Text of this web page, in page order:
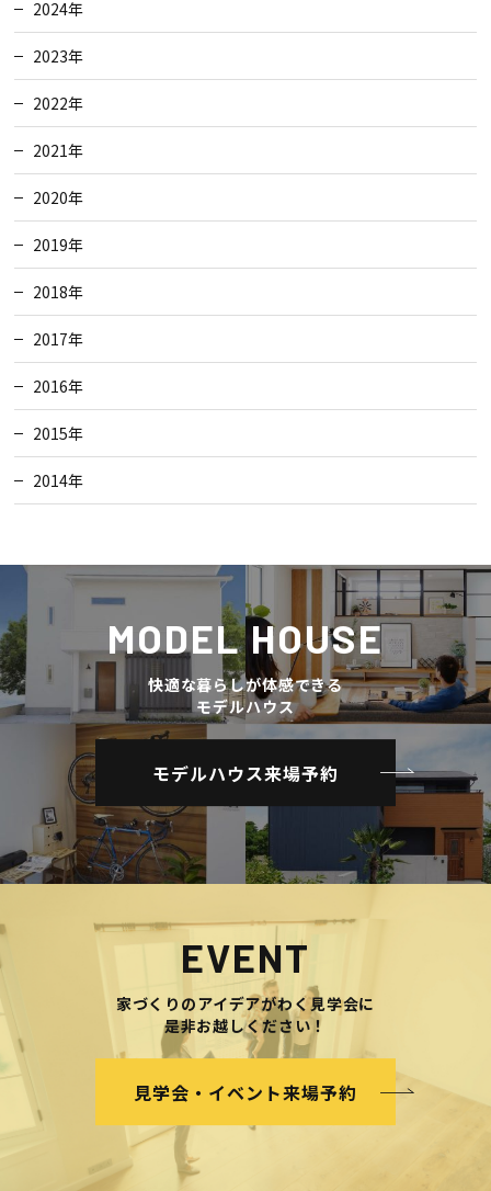
2024年
2023年
2022年
2021年
2020年
2019年
2018年
2017年
2016年
2015年
2014年
MODEL HOUSE
快適な暮らしが体感できる
モデルハウス
モデルハウス来場予約
EVENT
家づくりのアイデアがわく見学会に
是非お越しください！
見学会・イベント来場予約